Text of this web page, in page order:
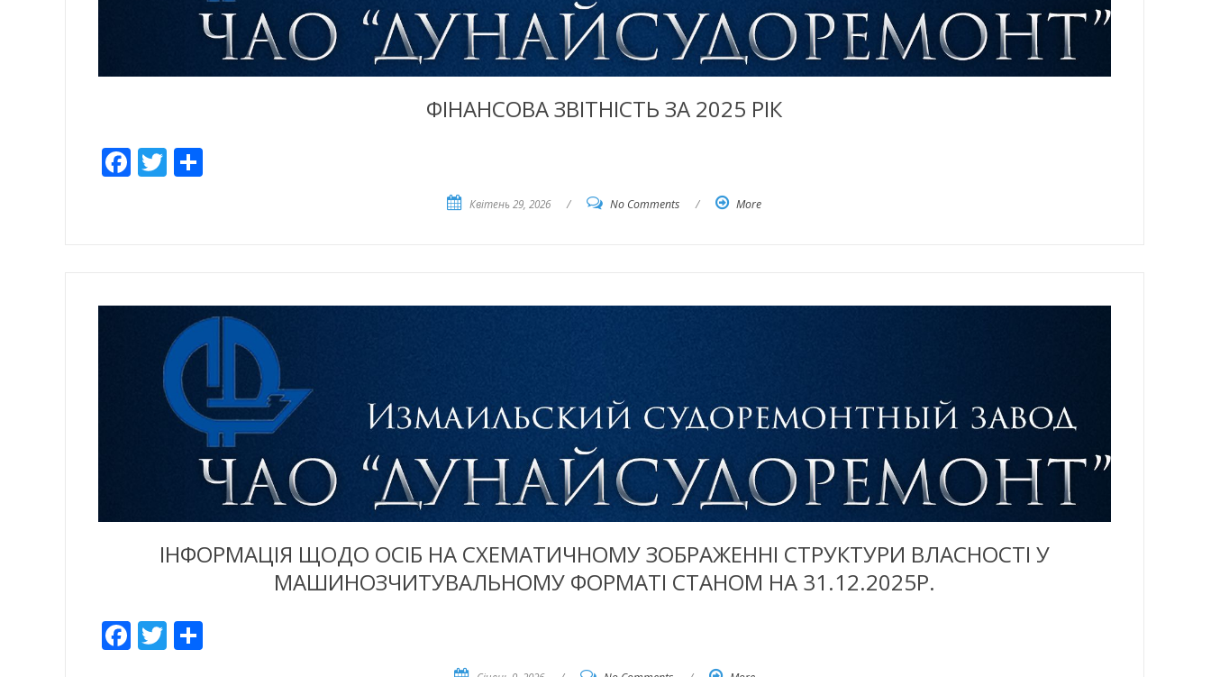
ФІНАНСОВА ЗВІТНІСТЬ ЗА 2025 РІК
Facebook
Twitter
Share
Квітень 29, 2026 / No Comments / More
ІНФОРМАЦІЯ ЩОДО ОСІБ НА СХЕМАТИЧНОМУ ЗОБРАЖЕННІ СТРУКТУРИ ВЛАСНОСТІ У
МАШИНОЗЧИТУВАЛЬНОМУ ФОРМАТІ СТАНОМ НА 31.12.2025Р.
Facebook
Twitter
Share